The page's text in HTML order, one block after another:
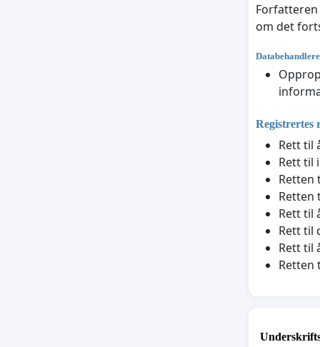
om det
Databehandlere
Registrertes
Rett til
Rett til
Retten
Retten
Rett til
Rett til
Rett til
Retten